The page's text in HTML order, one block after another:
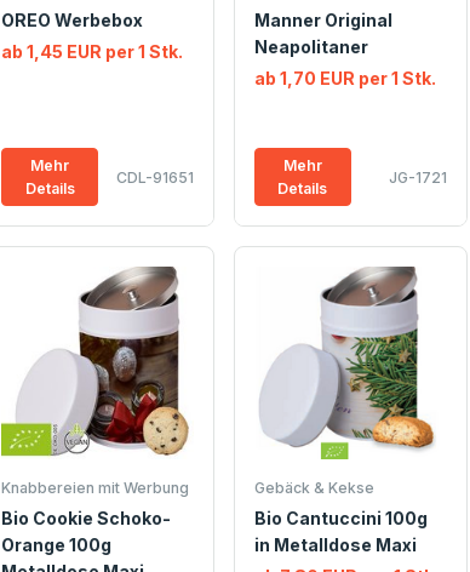
OREO Werbebox
ab 1,45 EUR per 1 Stk.
Mehr
Details
CDL-91651
Manner Original
Neapolitaner
ab 1,70 EUR per 1 Stk.
Mehr
Details
JG-1721
Knabbereien mit Werbung
Bio Cookie Schoko-
Orange 100g
Gebäck & Kekse
Bio Cantuccini 100g
in Metalldose Maxi